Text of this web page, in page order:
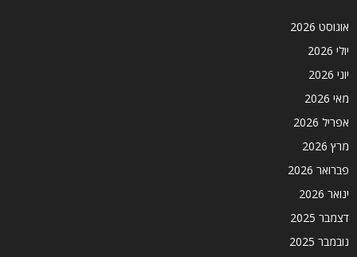
אוגוסט 2026
יולי 2026
יוני 2026
מאי 2026
אפריל 2026
מרץ 2026
פברואר 2026
ינואר 2026
דצמבר 2025
נובמבר 2025